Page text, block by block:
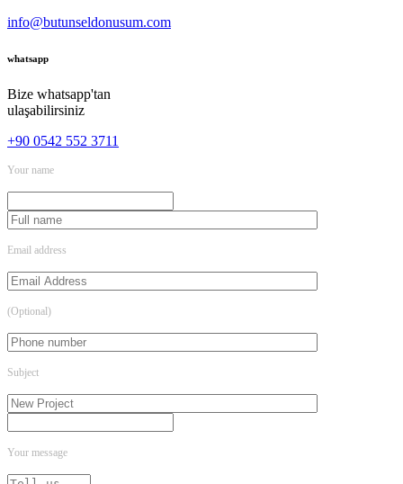
info@butunseldonusum.com
whatsapp
Bize whatsapp'tan
ulaşabilirsiniz
+90 0542 552 3711
Your name
Email address
(Optional)
Subject
Your message